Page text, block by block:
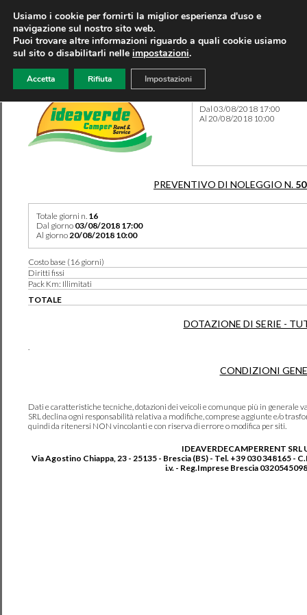
Dal 03/08/2018 17:00
Al 20/08/2018 10:00
PREVENTIVO DI NOLEGGIO N.
Totale giorni n. 16
Dal giorno 03/08/2018 17:00
Al giorno20/08/2018 10:00
Costo base (16 giorni)
Diritti fissi
Pack Km: Illimitati
TOTALE
DOTAZIONE DI SERIE -
.
CONDIZIONI
Dati e caratteristiche tecniche, dotazioni dei veicoli e comunque più in generale
SRL declina ogni responsabilità relativa a modifiche, comprese aggiunte e/o
quindi da ritenersi NON vincolanti e con riserva di errore o modifica per siti.
IDEAVERDECAMPERRENT SRL
Via Agostino Chiappa, 23 - 25135 - Brescia (BS) - Tel. +39 030 348165 -
i.v. - Reg.Imprese Brescia
Usiamo i cookie per fornirti la miglior esperienza d'uso e
navigazione sul nostro sito web.
Puoi trovare altre informazioni riguardo a quali cookie usiamo
sul sito o disabilitarli nelle impostazioni.
Accetta Rifiuta Impostazioni